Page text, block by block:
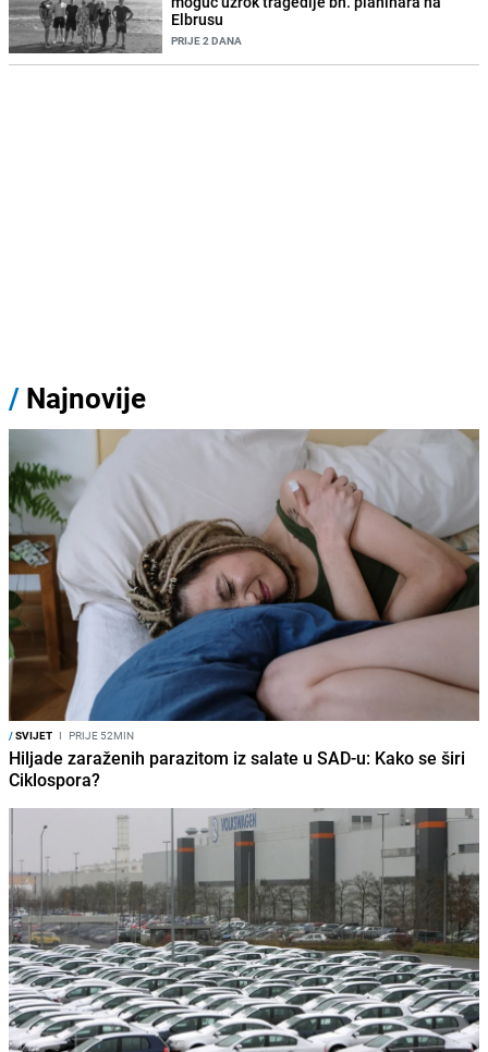
Elbrusu
PRIJE 2 DANA
/ Najnovije
/SVIJET I PRIJE 52MIN
Hiljade zaraženih parazitom iz salate u SAD-u: Kako se širi
Ciklospora?